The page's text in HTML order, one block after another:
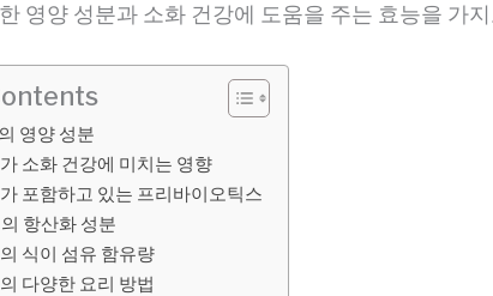
영양 성분과 소화 건강에 도움을 주는 효능을 가
영양 성분
소화 건강에 미치는 영향
포함하고 있는 프리바이오틱스
항산화 성분
식이 섬유 함유량
다양한 요리 방법